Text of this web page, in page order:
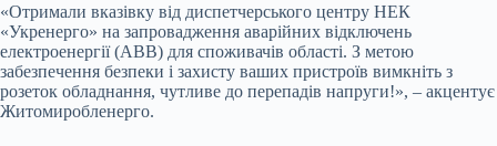
«Отримали вказівку від диспетчерського центру НЕК
«Укренерго» на запровадження аварійних відключень
електроенергії (АВВ) для споживачів області. З метою
забезпечення безпеки і захисту ваших пристроїв вимкніть з
розеток обладнання, чутливе до перепадів напруги!», – акцентує
Житомиробленерго.